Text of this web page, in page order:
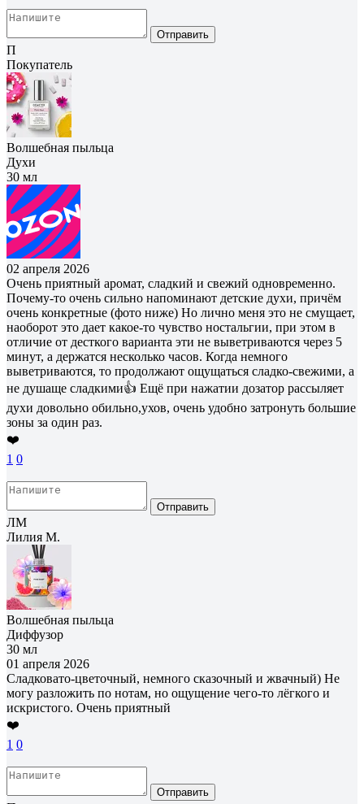
Отправить
П
Покупатель
Волшебная пыльца
Духи
30 мл
02 апреля 2026
Очень приятный аромат, сладкий и свежий одновременно.
Почему-то очень сильно напоминают детские духи, причём
очень конкретные (фото ниже) Но лично меня это не смущает,
наоборот это дает какое-то чувство ностальгии, при этом в
отличие от десткого варианта эти не выветриваются через 5
минут, а держатся несколько часов. Когда немного
выветриваются, то продолжают ощущаться сладко-свежими, а
не душаще сладкими👍 Ещё при нажатии дозатор рассыляет
духи довольно обильно,ухов, очень удобно затронуть большие
зоны за один раз.
❤️
1 0
Отправить
ЛМ
Лилия М.
Волшебная пыльца
Диффузор
30 мл
01 апреля 2026
Сладковато-цветочный, немного сказочный и жвачный) Не
могу разложить по нотам, но ощущение чего-то лёгкого и
искристого. Очень приятный
❤️
1 0
Отправить